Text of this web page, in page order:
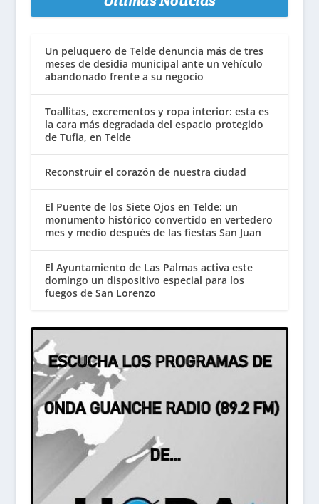
Un peluquero de Telde denuncia más de tres
meses de desidia municipal ante un vehículo
abandonado frente a su negocio
Toallitas, excrementos y ropa interior: esta es
la cara más degradada del espacio protegido
de Tufia, en Telde
Reconstruir el corazón de nuestra ciudad
El Puente de los Siete Ojos en Telde: un
monumento histórico convertido en vertedero
mes y medio después de las fiestas San Juan
El Ayuntamiento de Las Palmas activa este
domingo un dispositivo especial para los
fuegos de San Lorenzo